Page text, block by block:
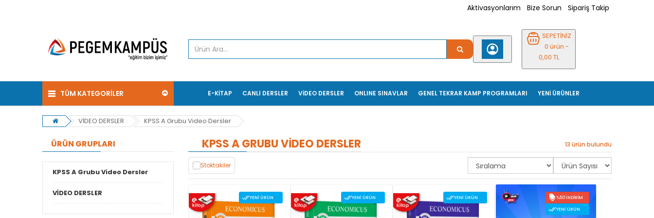
Aktivasyonlarım Bize Sorun Sipariş Takip
SEPETİNİZ
0 ürün -
0,00 TL
TÜM KATEGORİLER E-KİTAP CANLI DERSLER VİDEO DERSLER ONLINE SINAVLAR GENEL TEKRAR KAMP PROGRAMLARI YENİ ÜRÜNLER
VİDEO DERSLER KPSS A Grubu Video Dersler
ÜRÜN GRUPLARI
KPSS A Grubu Video Dersler
VİDEO DERSLER
KPSS A GRUBU VIDEO DERSLER 13 ürün bulundu
Stoktakiler
YENI ÜRÜN YENI ÜRÜN YENI ÜRÜN
%50 İNDIRIM
YENI ÜRÜN